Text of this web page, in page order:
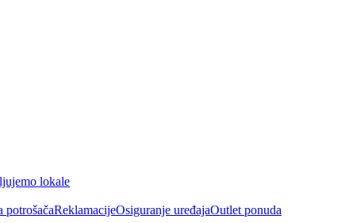
lokale
potrošačaReklamacijeOsiguranje uređajaOutlet ponuda